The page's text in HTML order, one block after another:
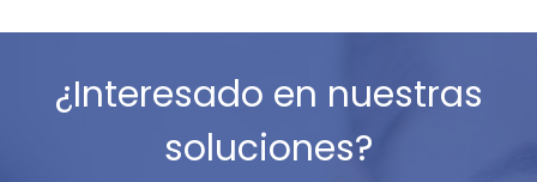
¿Interesado en nuestras
soluciones?